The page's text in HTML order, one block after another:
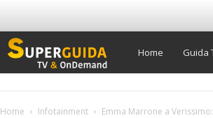
Super
Home Guida
Home Infotainment Emma Marrone a